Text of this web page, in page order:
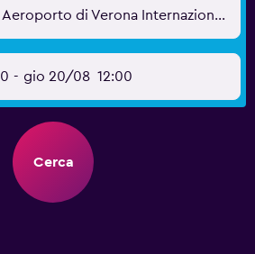
Verona, Italia - Aeroporto di Verona Internazionale (VRN)
- gio 20/08 12:00
Cerca